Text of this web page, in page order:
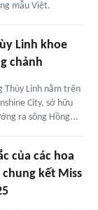
mẫu Việt.
Linh khoe
chảnh
Thùy Linh nằm trên
City, sở hữu
ra sông Hồng...
của các hoa
kết Miss